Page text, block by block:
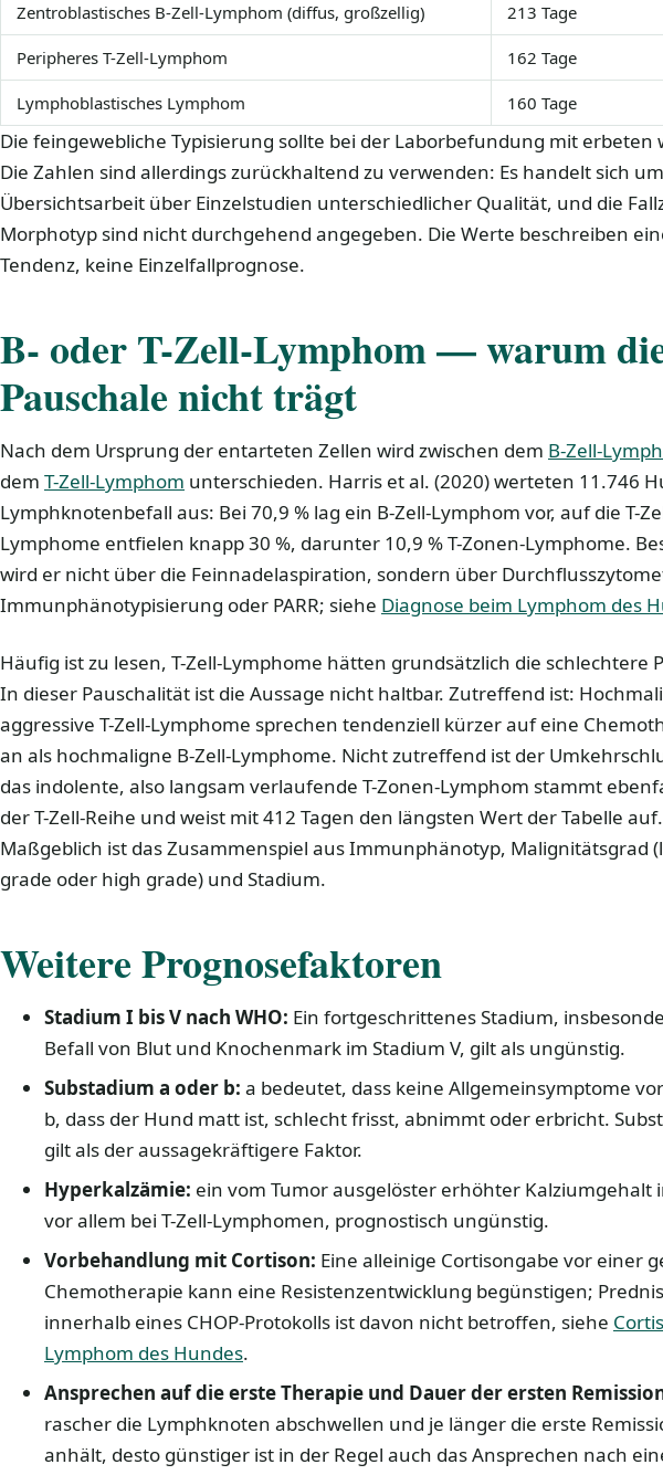
Zentroblastisches B-Zell-Lymphom (diffus, großzellig) 213 Tage
Peripheres T-Zell-Lymphom 162 Tage
Lymphoblastisches Lymphom 160 Tage
Die feingewebliche Typisierung sollte bei der Laborbefundung mit erbeten
Die Zahlen sind allerdings zurückhaltend zu verwenden: Es handelt sich
Übersichtsarbeit über Einzelstudien unterschiedlicher Qualität, und die
Morphotyp sind nicht durchgehend angegeben. Die Werte beschreiben
Tendenz, keine Einzelfallprognose.
B- oder T-Zell-Lymphom — warum
Pauschale nicht trägt
Nach dem Ursprung der entarteten Zellen wird zwischen dem B-Zell-
dem T-Zell-Lymphom unterschieden. Harris et al. (2020) werteten 11.746
Lymphknotenbefall aus: Bei 70,9 % lag ein B-Zell-Lymphom vor, auf die T-
Lymphome entfielen knapp 30 %, darunter 10,9 % T-Zonen-Lymphome.
wird er nicht über die Feinnadelaspiration, sondern über
Immunphänotypisierung oder PARR; siehe Diagnose beim Lymphom des
Häufig ist zu lesen, T-Zell-Lymphome hätten grundsätzlich die schlechtere
In dieser Pauschalität ist die Aussage nicht haltbar. Zutreffend ist:
aggressive T-Zell-Lymphome sprechen tendenziell kürzer auf eine
an als hochmaligne B-Zell-Lymphome. Nicht zutreffend ist der
das indolente, also langsam verlaufende T-Zonen-Lymphom stammt
der T-Zell-Reihe und weist mit 412 Tagen den längsten Wert der Tabelle auf.
Maßgeblich ist das Zusammenspiel aus Immunphänotyp, Malignitätsgrad
grade oder high grade) und Stadium.
Weitere Prognosefaktoren
Stadium I bis V nach WHO: Ein fortgeschrittenes Stadium,
Befall von Blut und Knochenmark im Stadium V, gilt als ungünstig.
Substadium a oder b: a bedeutet, dass keine Allgemeinsymptome
b, dass der Hund matt ist, schlecht frisst, abnimmt oder erbricht.
gilt als der aussagekräftigere Faktor.
Hyperkalzämie: ein vom Tumor ausgelöster erhöhter Kalziumgehalt
vor allem bei T-Zell-Lymphomen, prognostisch ungünstig.
Vorbehandlung mit Cortison: Eine alleinige Cortisongabe vor einer
Chemotherapie kann eine Resistenzentwicklung begünstigen;
innerhalb eines CHOP-Protokolls ist davon nicht betroffen, siehe
Lymphom des Hundes.
Ansprechen auf die erste Therapie und Dauer der ersten
rascher die Lymphknoten abschwellen und je länger die erste
anhält, desto günstiger ist in der Regel auch das Ansprechen nach